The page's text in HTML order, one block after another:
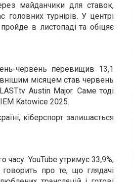
майданчики для ставок,
турнірів. У центрі
в листопаді та обіцяє
червень перевищив 13,1
місяцем став червень
Austin Major. Саме тоді
IEM Katowice 2025.
кіберспорт залишається
часу. YouTube утримує 33,9%,
про те, що глядачі